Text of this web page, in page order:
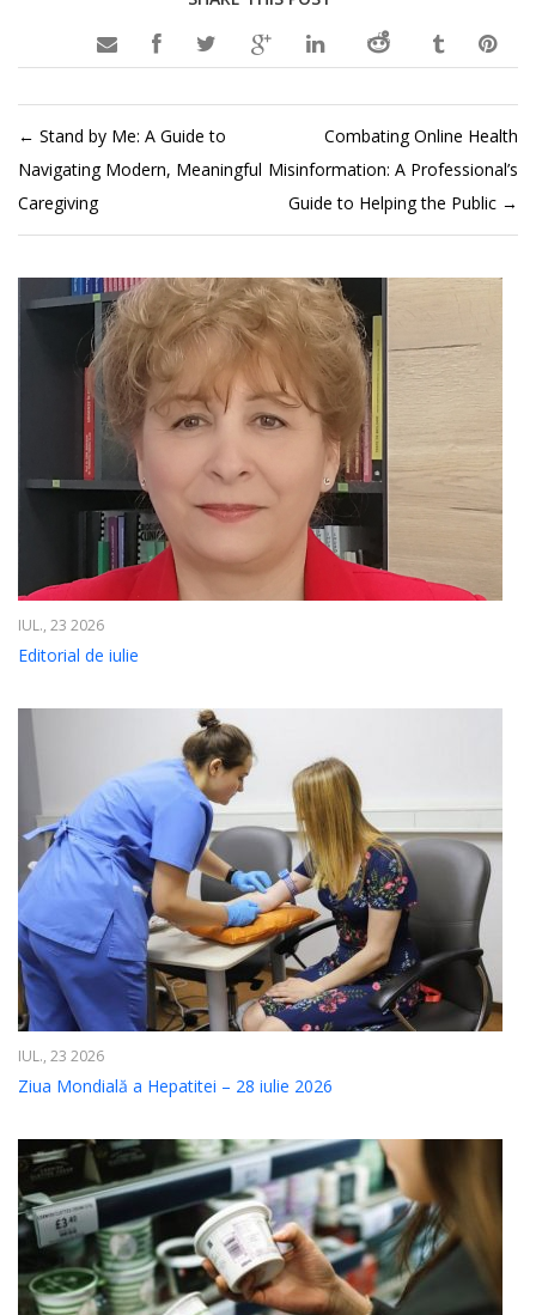

← Stand by Me: A Guide to
Navigating Modern, Meaningful
Caregiving
Combating Online Health
Misinformation: A Professional’s
Guide to Helping the Public →
IUL., 23 2026
Editorial de iulie
IUL., 23 2026
Ziua Mondială a Hepatitei – 28 iulie 2026